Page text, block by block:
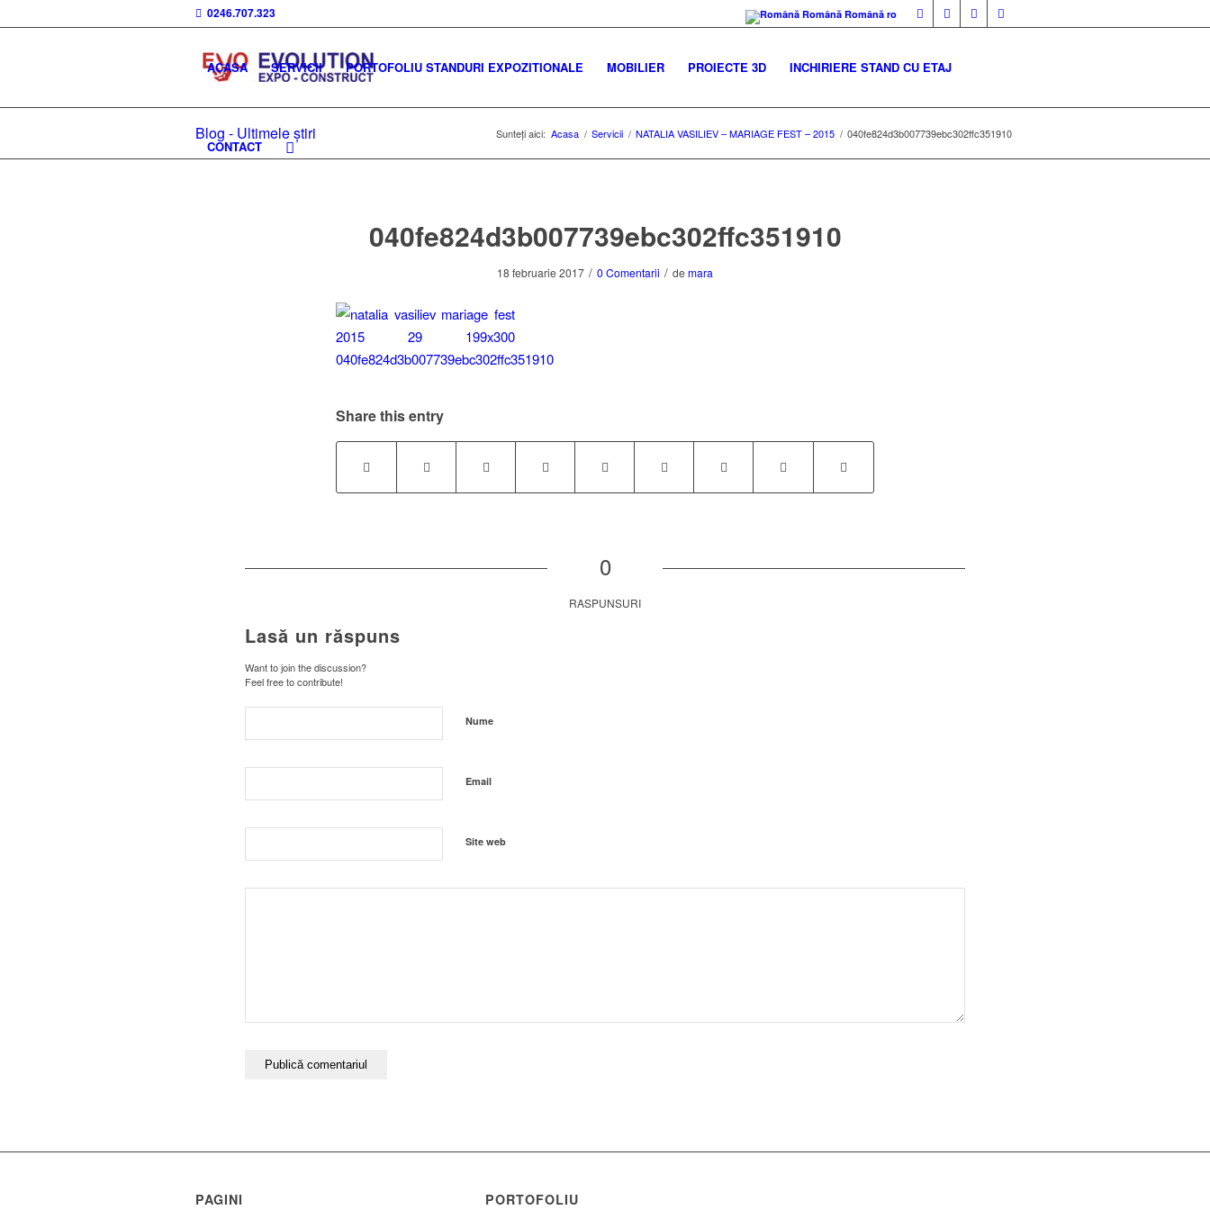
Română Română ro
0246.707.323
ACASA SERVICII PORTOFOLIU STANDURI EXPOZITIONALE MOBILIER PROIECTE 3D INCHIRIERE STAND CU ETAJ
CONTACT
Blog - Ultimele știri Sunteți aici: Acasa / Servicii / NATALIA VASILIEV – MARIAGE FEST – 2015 / 040fe824d3b007739ebc302ffc351910
040fe824d3b007739ebc302ffc351910
18 februarie 2017 / 0 Comentarii / demara
Share this entry
0
RASPUNSURI
Lasă un răspuns
Want to join the discussion?
Feel free to contribute!
Nume
Email
Site web
PAGINI PORTOFOLIU